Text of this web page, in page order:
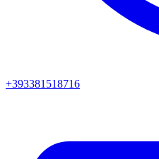
+393381518716